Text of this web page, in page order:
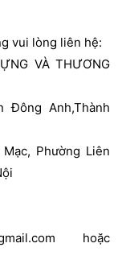
vui lòng liên hệ:
VÀ THƯƠNG
Anh,Thành
Phường Liên
hoặc